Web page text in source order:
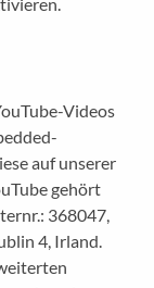
Videos
auf unserer
gehört
368047,
4, Irland.